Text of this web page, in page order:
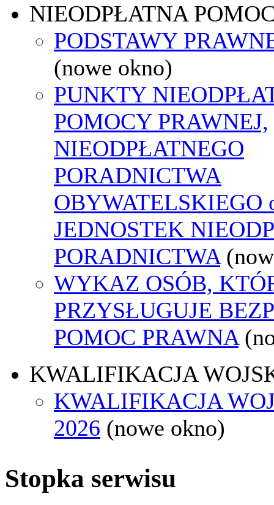
NIEODPŁATNA
PODSTAWY
(nowe okno)
PUNKTY
POMOCY PRAWNEJ,
NIEODPŁATNEGO
PORADNICTWA
OBYWATELSKIEGO
JEDNOSTEK
PORADNICTWA
WYKAZ OSÓB,
PRZYSŁUGUJE
POMOC PRAWNA
KWALIFIKACJA
KWALIFIKACJA
2026 (nowe okno)
Stopka serwisu